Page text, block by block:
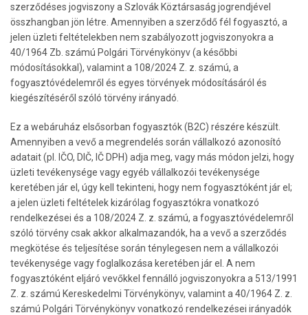
szerződéses jogviszony a Szlovák Köztársaság jogrendjével
összhangban jön létre. Amennyiben a szerződő fél fogyasztó, a
jelen üzleti feltételekben nem szabályozott jogviszonyokra a
40/1964 Zb. számú Polgári Törvénykönyv (a későbbi
módosításokkal), valamint a 108/2024 Z. z. számú, a
fogyasztóvédelemről és egyes törvények módosításáról és
kiegészítéséről szóló törvény irányadó.
Ez a webáruház elsősorban fogyasztók (B2C) részére készült.
Amennyiben a vevő a megrendelés során vállalkozó azonosító
adatait (pl. IČO, DIČ, IČ DPH) adja meg, vagy más módon jelzi, hogy
üzleti tevékenysége vagy egyéb vállalkozói tevékenysége
keretében jár el, úgy kell tekinteni, hogy nem fogyasztóként jár el;
a jelen üzleti feltételek kizárólag fogyasztókra vonatkozó
rendelkezései és a 108/2024 Z. z. számú, a fogyasztóvédelemről
szóló törvény csak akkor alkalmazandók, ha a vevő a szerződés
megkötése és teljesítése során ténylegesen nem a vállalkozói
tevékenysége vagy foglalkozása keretében jár el. A nem
fogyasztóként eljáró vevőkkel fennálló jogviszonyokra a 513/1991
Z. z. számú Kereskedelmi Törvénykönyv, valamint a 40/1964 Z. z.
számú Polgári Törvénykönyv vonatkozó rendelkezései irányadók